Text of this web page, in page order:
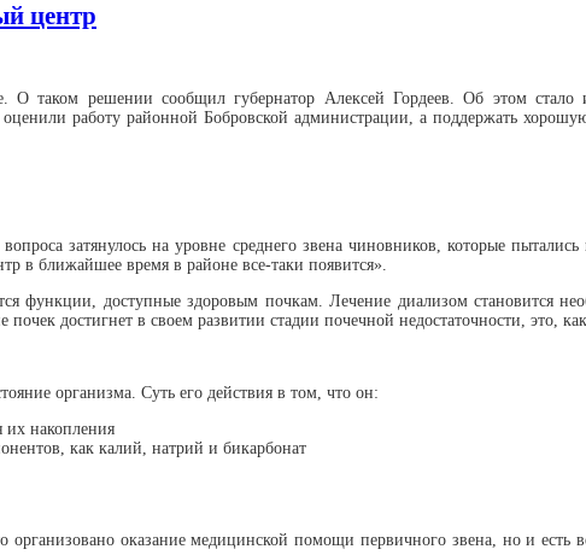
центр
таком решении сообщил губернатор Алексей Гордеев. Об этом стало
оценили работу районной Бобровской администрации, а поддержать
затянулось на уровне среднего звена чиновников, которые
в ближайшее время в районе все-таки появится».
функции, доступные здоровым почкам. Лечение диализом становится
достигнет в своем развитии стадии почечной недостаточности, это,
организма. Суть его действия в том, что он:
их накопления
как калий, натрий и бикарбонат
организовано оказание медицинской помощи первичного звена, но и есть